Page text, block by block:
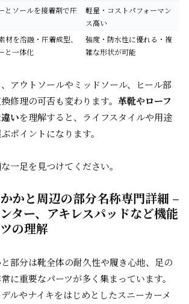
とソールを接着剤で圧
軽量・コストパフォーマン
ス高い
材を溶融・圧着成型、
と一体化
強度・防水性に優れる・複
雑な形状が可能
アウトソールやミッドソール、ヒール部
修理の可否も変わります。 革靴やローフ
いを理解すると、ライフスタイルや用途
ポイントになります。
一足を見つけてください。
かと周辺の部分名称専門詳細 –
ター、アキレスパッドなど機能
の理解
部分は靴全体の耐久性や履き心地、足の
に重要なパーツが多く集まっています。
ルやナイキをはじめとしたスニーカーメ